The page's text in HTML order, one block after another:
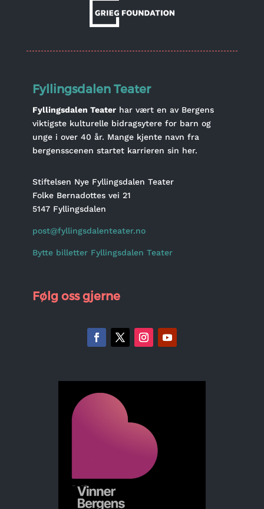
Fyllingsdalen Teater
Fyllingsdalen Teaterhar vært en av Bergens
viktigste kulturelle bidragsytere for barn og
unge i over 40 år. Mange kjente navn fra
bergensscenen startet karrieren sin her.
Stiftelsen Nye Fyllingsdalen Teater
Folke Bernadottes vei 21
5147 Fyllingsdalen
post@fyllingsdalenteater.no
Bytte billetter Fyllingsdalen Teater
Følg oss gjerne